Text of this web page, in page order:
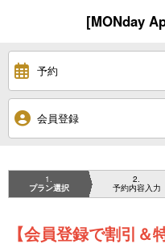
[MONday
予約
会員登録
1
プラン選択
2
予約内容入力
【会員登録で割引＆